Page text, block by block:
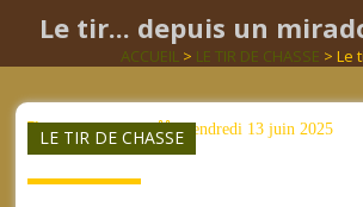
Le tir... depuis un
ACCUEIL> LE TIR DE CHASSE > Le
LE TIR DE CHASSE
aucun mot clé vendredi 13 juin 2025